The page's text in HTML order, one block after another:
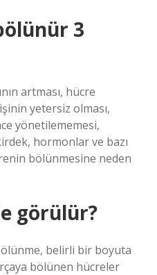
3
artması, hücre
yetersiz olması,
yönetilememesi,
hormonlar ve bazı
bölünmesine neden
görülür?
belirli bir boyuta
bölünen hücreler